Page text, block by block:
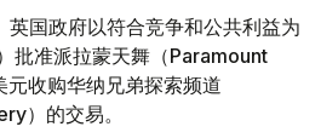
英国政府以符合竞争和公共利益为
批准派拉蒙天舞（Paramount
收购华纳兄弟探索频道
）的交易。